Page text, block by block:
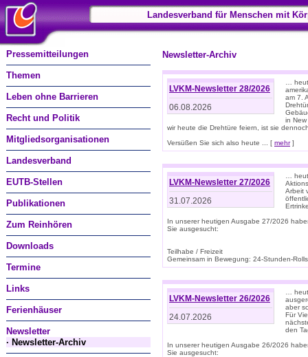
Landesverband für Menschen mit
Pressemitteilungen
Themen
Leben ohne Barrieren
Recht und Politik
Mitgliedsorganisationen
Landesverband
EUTB-Stellen
Publikationen
Zum Reinhören
Downloads
Termine
Links
Ferienhäuser
Newsletter
· Newsletter-Archiv
Newsletter-Archiv
LVKM-Newsletter 28/2026
06.08.2026
…
am 7.
in
wir heute die Drehtüre feiern, ist sie
Versüßen Sie sich also heute ... [ mehr]
LVKM-Newsletter 27/2026
31.07.2026
…
Arbeit
In unserer heutigen Ausgabe 27/2026
Sie ausgesucht:
Teilhabe / Freizeit
Gemeinsam in Bewegung: 24-Stunden-
LVKM-Newsletter 26/2026
24.07.2026
…
aber
Für
den
In unserer heutigen Ausgabe 26/2026
Sie ausgesucht: